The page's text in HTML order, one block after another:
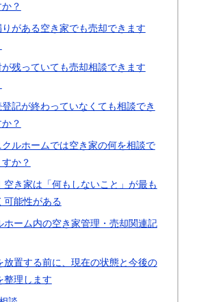
？
がある空き家でも売却できます
残っていても売却相談できます
記が終わっていなくても相談でき
？
クルホームでは空き家の何を相談で
すか？
空き家は「何もしないこと」が最も
可能性がある
ホーム内の空き家管理・売却関連記
放置する前に、現在の状態と今後の
整理します